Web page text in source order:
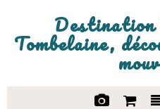
Tombelaine,